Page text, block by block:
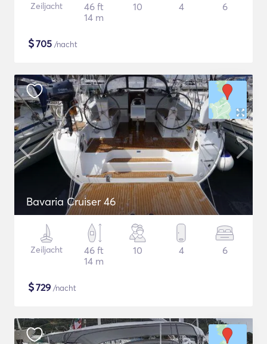
Zeiljacht
46 ft
14 m
10 4 6
$705 /nacht
Bavaria Cruiser 46
Zeiljacht
46 ft
14 m
10 4 6
$729 /nacht